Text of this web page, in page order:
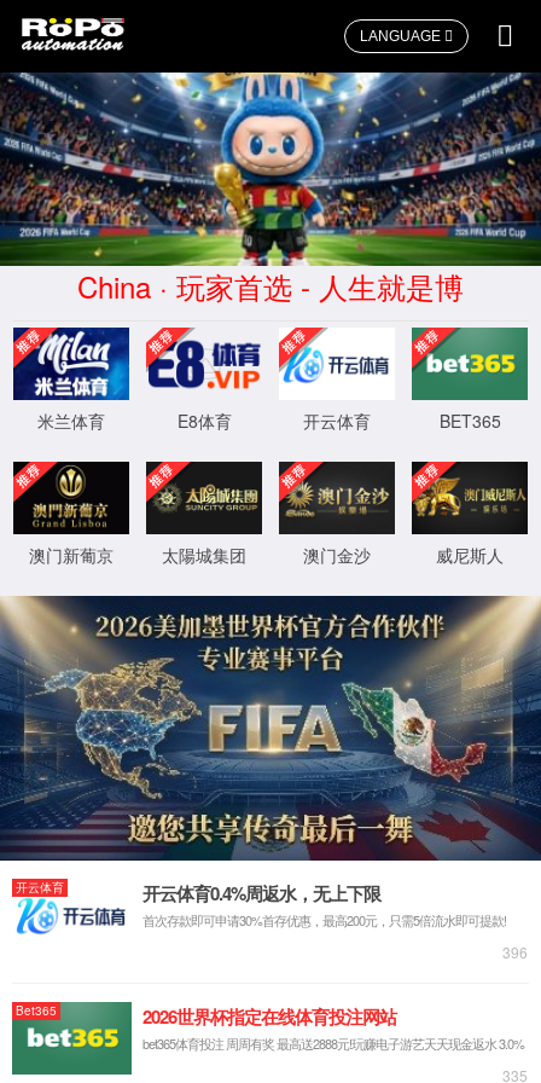
LANGUAGE
首页 >>应用案例>> 水处理
巨石集团
首页 上一页 下一页
ICP备：
沪ICP备09007546号-1
沪公网安备 31011502007804号
XML 地图